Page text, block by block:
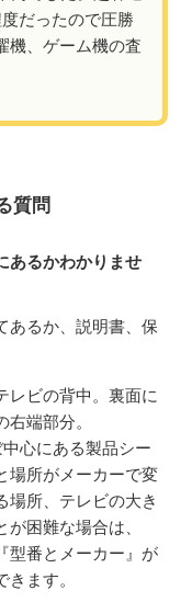
だったので圧勝
機、ゲーム機の査
質問
あるかわかりませ
あるか、説明書、保
レビの背中。裏面に
端部分。
心にある製品シー
場所がメーカーで変
場所、テレビの大き
困難な場合は、
型番とメーカー』が
ます。